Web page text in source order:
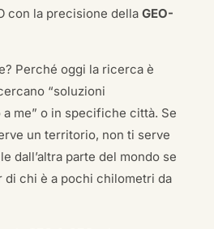
con la precisione della GEO-
Perché oggi la ricerca è
“soluzioni
me” o in specifiche città. Se
un territorio, non ti serve
dall’altra parte del mondo se
di chi è a pochi chilometri da